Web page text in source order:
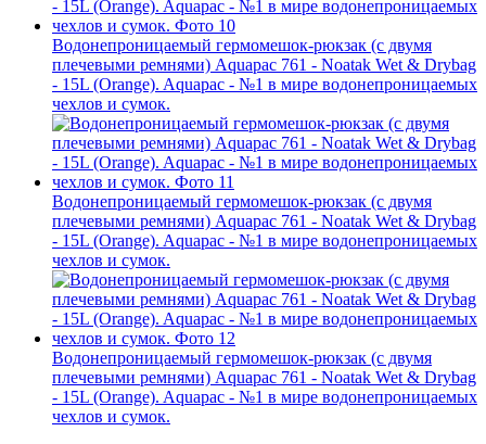
Водонепроницаемый гермомешок-рюкзак (с двумя
плечевыми ремнями) Aquapac 761 - Noatak Wet & Drybag
- 15L (Orange). Aquapac - №1 в мире водонепроницаемых
чехлов и сумок.
Водонепроницаемый гермомешок-рюкзак (с двумя
плечевыми ремнями) Aquapac 761 - Noatak Wet & Drybag
- 15L (Orange). Aquapac - №1 в мире водонепроницаемых
чехлов и сумок.
Водонепроницаемый гермомешок-рюкзак (с двумя
плечевыми ремнями) Aquapac 761 - Noatak Wet & Drybag
- 15L (Orange). Aquapac - №1 в мире водонепроницаемых
чехлов и сумок.